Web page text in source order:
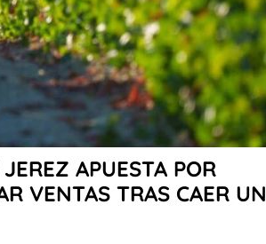
APUESTA POR
VENTAS TRAS CAER UN